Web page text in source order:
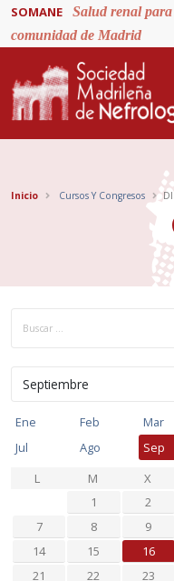
SOMANE
Salud renal
comunidad de Madrid
Inicio Cursos Y Congresos
Ene Feb Mar
Jul
Ago Sep
L
M X
1
2
7
8 9
14
15 16
21
22 23